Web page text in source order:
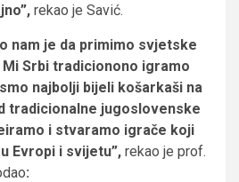
rekao je Savić.
nam je da primimo svjetske
Srbi tradicionono igramo
najbolji bijeli košarkaši na
tradicionalne jugoslovenske
i stvaramo igrače koji
Evropi i svijetu”, rekao je prof.
: